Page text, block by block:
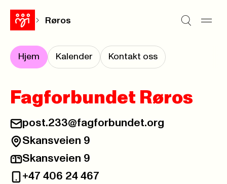
Røros
Hjem Kalender Kontakt oss
Fagforbundet Røros
E-post:
post.233@fagforbundet.org
Besøksadresse:
Skansveien 9
Postadresse:
Skansveien 9
+47 406 24 467